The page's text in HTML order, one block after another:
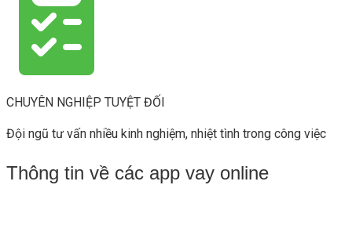
CHUYÊN NGHIỆP TUYỆT ĐỐI
Đội ngũ tư vấn nhiều kinh nghiệm, nhiệt tình trong công việc
Thông tin về các app vay online